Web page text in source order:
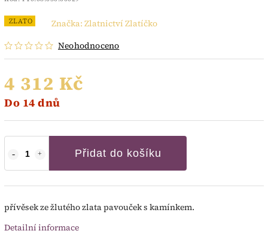
ZLATO
Neohodnoceno
Značka: Zlatnictví Zlatíčko
4 312 Kč
Do 14 dnů
Přidat do košíku
přívěsek ze žlutého zlata pavouček s kamínkem.
Detailní informace